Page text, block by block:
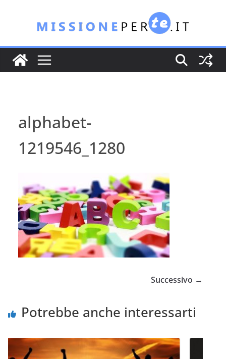
contenuto
alphabet-
1219546_1280
Successivo →
Potrebbe anche interessarti